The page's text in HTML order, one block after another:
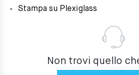
Stampa su Plexiglass
Non trovi quello